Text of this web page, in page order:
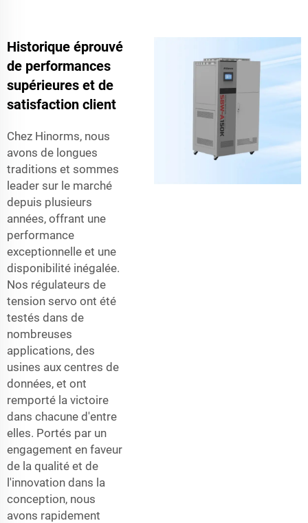
Historique éprouvé
de performances
supérieures et de
satisfaction client
Chez Hinorms, nous
avons de longues
traditions et sommes
leader sur le marché
depuis plusieurs
années, offrant une
performance
exceptionnelle et une
disponibilité inégalée.
Nos régulateurs de
tension servo ont été
testés dans de
nombreuses
applications, des
usines aux centres de
données, et ont
remporté la victoire
dans chacune d'entre
elles. Portés par un
engagement en faveur
de la qualité et de
l'innovation dans la
conception, nous
avons rapidement